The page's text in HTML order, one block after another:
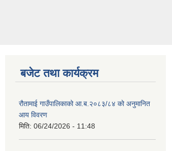
बजेट तथा कार्यक्रम
रौतामाई गाउँपालिकाको आ.ब.२०८३/८४ को अनुमानित
आय विवरण
मिति: 06/24/2026 - 11:48